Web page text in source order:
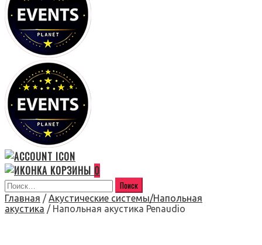
0
Главная / Акустические системы/Напольная
акустика / Напольная акустика Penaudio